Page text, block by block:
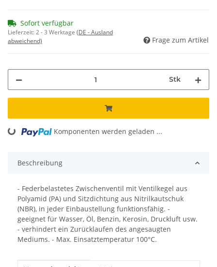
Sofort verfügbar
Lieferzeit:2 - 3 Werktage (DE - Ausland
abweichend)
Frage zum Artikel
Stk
Loading... Komponenten werden geladen ...
Beschreibung
- Federbelastetes Zwischenventil mit Ventilkegel aus
Polyamid (PA) und Sitzdichtung aus Nitrilkautschuk
(NBR), in jeder Einbaustellung funktionsfähig. -
geeignet für Wasser, Öl, Benzin, Kerosin, Druckluft usw.
- verhindert ein Zurücklaufen des angesaugten
Mediums. - Max. Einsatztemperatur 100°C.